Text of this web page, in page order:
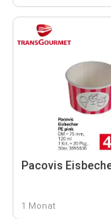
Pacovis
1 Monat